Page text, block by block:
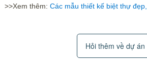
>>Xem thêm: Các mẫu thiết kế biệt thự
Hỏi thêm về dự án